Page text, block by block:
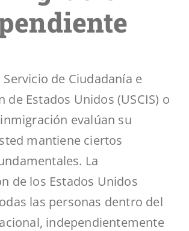
de Ciudadanía e
de Estados Unidos (USCIS) o
evalúan su
mantiene ciertos
La
de los Estados Unidos
las personas dentro del
independientemente